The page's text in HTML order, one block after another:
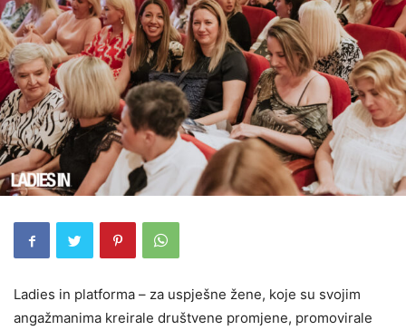
Ladies in platforma – za uspješne žene, koje su svojim
angažmanima kreirale društvene promjene, promovirale